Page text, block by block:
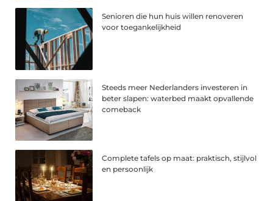
Senioren die hun huis willen renoveren
voor toegankelijkheid
Steeds meer Nederlanders investeren in
beter slapen: waterbed maakt opvallende
comeback
Complete tafels op maat: praktisch, stijlvol
en persoonlijk